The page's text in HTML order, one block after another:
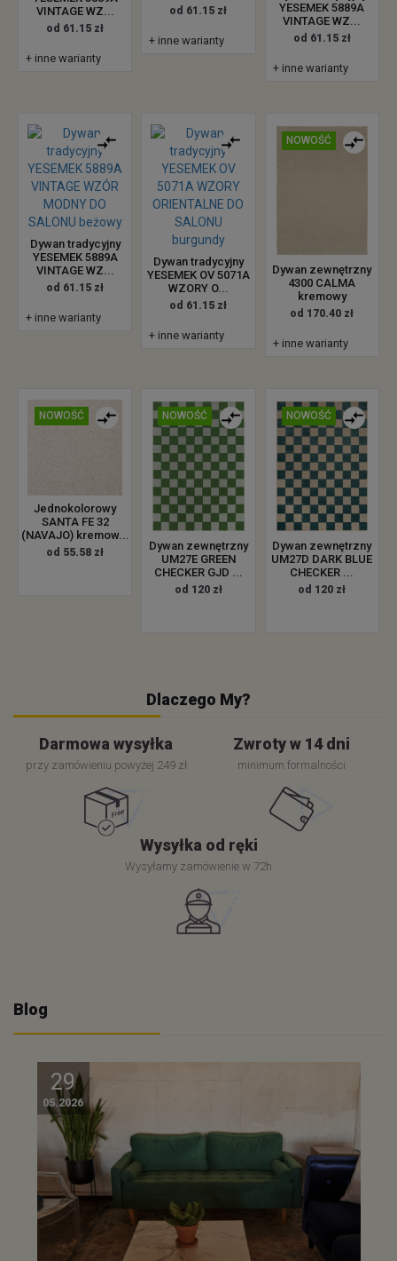
VINTAGE WZ...
od 61.15 zł
+ inne warianty
od 61.15 zł
+ inne warianty
YESEMEK 5889A
VINTAGE WZ...
od 61.15 zł
+ inne warianty
Dywan tradycyjny
YESEMEK 5889A
VINTAGE WZ...
od 61.15 zł
+ inne warianty
Dywan tradycyjny
YESEMEK OV 5071A
WZORY O...
od 61.15 zł
+ inne warianty
NOWOŚĆ
Dywan zewnętrzny
4300 CALMA
kremowy
od 170.40 zł
+ inne warianty
NOWOŚĆ
Jednokolorowy
SANTA FE 32
(NAVAJO) kremow...
od 55.58 zł
NOWOŚĆ
Dywan zewnętrzny
UM27E GREEN
CHECKER GJD ...
od 120 zł
NOWOŚĆ
Dywan zewnętrzny
UM27D DARK BLUE
CHECKER ...
od 120 zł
Dlaczego My?
Darmowa wysyłka
przy zamówieniu powyżej 249 zł
Zwroty w 14 dni
minimum formalności
Wysyłka od ręki
Wysyłamy zamówienie w 72h
Blog
29
05.2026